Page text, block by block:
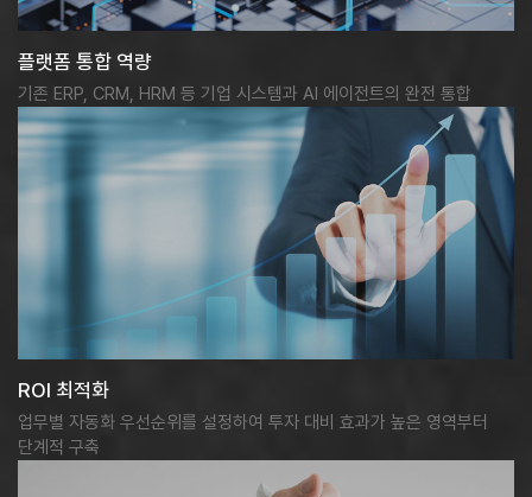
플랫폼 통합 역량
기존 ERP, CRM, HRM 등 기업 시스템과 AI 에이전트의 완전 통합
ROI 최적화
업무별 자동화 우선순위를 설정하여 투자 대비 효과가 높은 영역부터
단계적 구축